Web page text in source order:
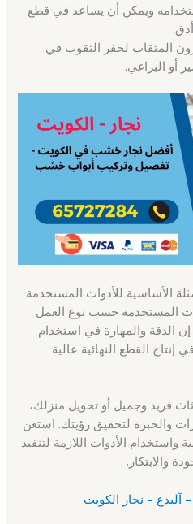
ويمكن أن يساعد في قطع
المثقاب لحفر الثقوب في
أو البراغي.
الأساسية للأدوات المستخدمة
المستخدمة حسب نوع العمل
الدقة والمهارة في استخدام
القطع النهائية عالية
فريد وجميل أو تحويل منزلك،
والخبرة لتحقيق رؤيتك. استعن
واستخدام الأدوات اللازمة لتنفيذ
والابتكار.